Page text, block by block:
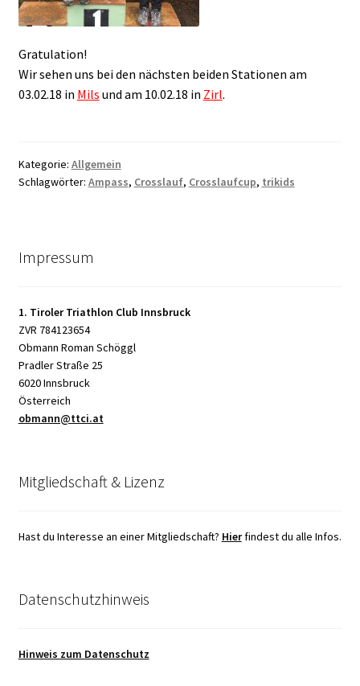
Gratulation!
Wir sehen uns bei den nächsten beiden Stationen am
03.02.18 in Mils und am 10.02.18 in Zirl.
Kategorie: Allgemein
Schlagwörter: Ampass, Crosslauf, Crosslaufcup, trikids
Impressum
1. Tiroler Triathlon Club Innsbruck
ZVR 784123654
Obmann Roman Schöggl
Pradler Straße 25
6020 Innsbruck
Österreich
obmann@ttci.at
Mitgliedschaft & Lizenz
Hast du Interesse an einer Mitgliedschaft? Hierfindest du alle Infos.
Datenschutzhinweis
Hinweis zum Datenschutz